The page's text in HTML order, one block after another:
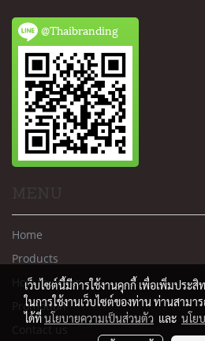
@Thaibranding
Home
Products
How to order
Promotion
Contact us
เว็บไซต์นี้มีการใช้งานคุกกี้ เพื่อเพิ่มประ
ในการใช้งานเว็บไซต์ของท่าน ท่านสามา
ได้ที่นโยบายความเป็นส่วนตัว และ นโย